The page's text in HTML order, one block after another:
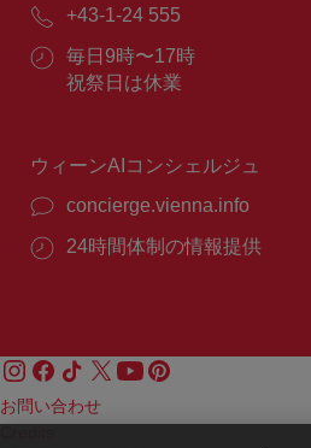
ー
ル：
電
番
号：
+43-1-24 555
営
業
毎日9時〜17時
祝祭日は休業
ウィーンAIコンシェルジュ
concierge.vienna.info
24時間体制の情報提供
お問い合わせ